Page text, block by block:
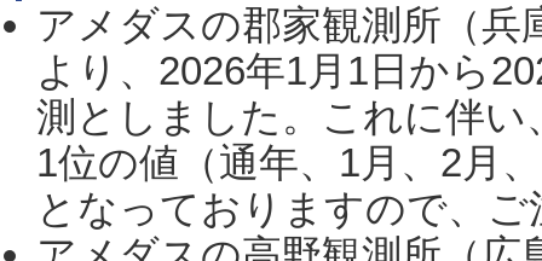
アメダスの郡家観測所（
より、2026年1月1日から
測としました。これに伴い
1位の値（通年、1月、2月
となっておりますので、